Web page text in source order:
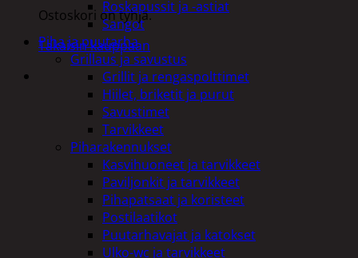
Ostoskori on tyhjä.
Takaisin kauppaan
Roskapussit ja -astiat
Sangot
Piha ja puutarha
Grillaus ja savustus
Grillit ja rengaspolttimet
Hiilet, briketit ja purut
Savustimet
Tarvikkeet
Piharakennukset
Kasvihuoneet ja tarvikkeet
Paviljonkit ja tarvikkeet
Pihapatsaat ja koristeet
Postilaatikot
Puutarhavajat ja katokset
Ulko-wc ja tarvikkeet